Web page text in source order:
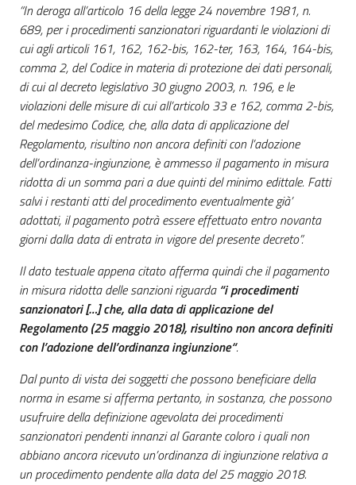
“In deroga all’articolo 16 della legge 24 novembre 1981, n.
689, per i procedimenti sanzionatori riguardanti le violazioni di
cui agli articoli 161, 162, 162-bis, 162-ter, 163, 164, 164-bis,
comma 2, del Codice in materia di protezione dei dati personali,
di cui al decreto legislativo 30 giugno 2003, n. 196, e le
violazioni delle misure di cui all’articolo 33 e 162, comma 2-bis,
del medesimo Codice, che, alla data di applicazione del
Regolamento, risultino non ancora definiti con l’adozione
dell’ordinanza-ingiunzione, è ammesso il pagamento in misura
ridotta di un somma pari a due quinti del minimo edittale. Fatti
salvi i restanti atti del procedimento eventualmente già’
adottati, il pagamento potrà essere effettuato entro novanta
giorni dalla data di entrata in vigore del presente decreto”.
Il dato testuale appena citato afferma quindi che il pagamento
in misura ridotta delle sanzioni riguarda “i procedimenti
sanzionatori […] che, alla data di applicazione del
Regolamento (25 maggio 2018), risultino non ancora definiti
con l’adozione dell’ordinanza ingiunzione“.
Dal punto di vista dei soggetti che possono beneficiare della
norma in esame si afferma pertanto, in sostanza, che possono
usufruire della definizione agevolata dei procedimenti
sanzionatori pendenti innanzi al Garante coloro i quali non
abbiano ancora ricevuto un’ordinanza di ingiunzione relativa a
un procedimento pendente alla data del 25 maggio 2018.